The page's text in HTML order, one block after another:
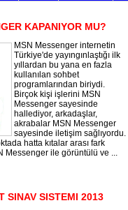
KAPANIYOR MU?
MSN Messenger internetin
Türkiye'de yayıngınlaştığı ilk
yıllardan bu yana en fazla
kullanılan sohbet
programlarından biriydi.
Birçok kişi işlerini MSN
Messenger sayesinde
hallediyor, arkadaşlar,
akrabalar MSN Messenger
sayesinde iletişim sağlıyordu.
hatta kıtalar arası fark
Messenger ile görüntülü ve ...
SINAV SISTEMI 2013